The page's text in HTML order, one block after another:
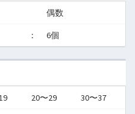
偶数
： 6個
20〜29 30〜37